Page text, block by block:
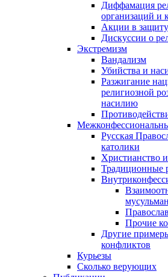
Диффамация
организаций
Акции в
Дискуссии о
Экстремизм
Вандализм
Убийства и
Разжигание
религиозной
насилию
Русская
католики
Христианство
Традиционные
Прочие
Другие
конфликтов
Курьезы
Сколько верующих